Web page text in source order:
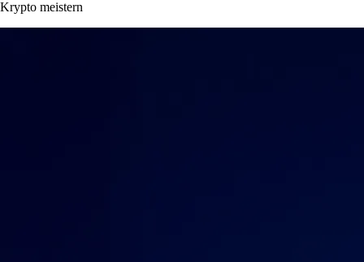
Krypto meistern